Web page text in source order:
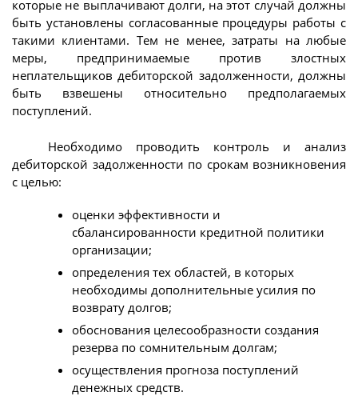
которые не выплачивают долги, на этот случай должны
быть установлены согласованные процедуры работы с
такими клиентами. Тем не менее, затраты на любые
меры, предпринимаемые против злостных
неплательщиков дебиторской задолженности, должны
быть взвешены относительно предполагаемых
поступлений.
Необходимо проводить контроль и анализ
дебиторской задолженности по срокам возникновения
с целью:
оценки эффективности и
сбалансированности кредитной политики
организации;
определения тех областей, в которых
необходимы дополнительные усилия по
возврату долгов;
обоснования целесообразности создания
резерва по сомнительным долгам;
осуществления прогноза поступлений
денежных средств.